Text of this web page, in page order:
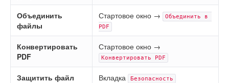
Объединить
файлы
Стартовое окно →
Объединить в
PDF
Конвертировать
PDF
Стартовое окно →
Конвертировать PDF
Защитить файл Вкладка Безопасность